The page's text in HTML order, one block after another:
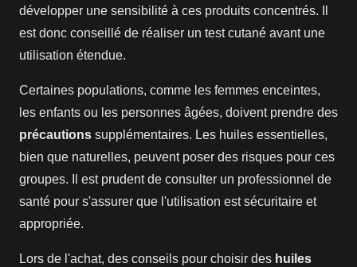
développer une sensibilité à ces produits concentrés. Il
est donc conseillé de réaliser un test cutané avant une
utilisation étendue.
Certaines populations, comme les femmes enceintes,
les enfants ou les personnes âgées, doivent prendre des
précautions supplémentaires. Les huiles essentielles,
bien que naturelles, peuvent poser des risques pour ces
groupes. Il est prudent de consulter un professionnel de
santé pour s'assurer que l'utilisation est sécuritaire et
appropriée.
Lors de l'achat, des conseils pour choisir des huiles